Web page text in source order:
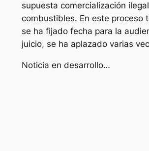
supuesta comercialización
combustibles. En este proceso
se ha fijado fecha para la
juicio, se ha aplazado varias
Noticia en desarrollo…